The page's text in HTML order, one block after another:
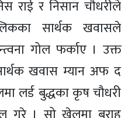
राई र निसान चौधरीले
सार्थक खवासले
गोल फर्काए । उक्त
खवास म्यान अफ द
लर्ड बुद्धका कृष चौधरी